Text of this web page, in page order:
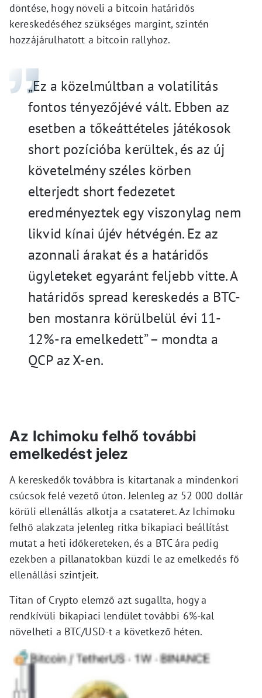
döntése, hogy növeli a bitcoin határidős
kereskedéséhez szükséges margint, szintén
hozzájárulhatott a bitcoin rallyhoz.
„Ez a közelmúltban a volatilitás
fontos tényezőjévé vált. Ebben az
esetben a tőkeáttételes játékosok
short pozícióba kerültek, és az új
követelmény széles körben
elterjedt short fedezetet
eredményeztek egy viszonylag nem
likvid kínai újév hétvégén. Ez az
azonnali árakat és a határidős
ügyleteket egyaránt feljebb vitte. A
határidős spread kereskedés a BTC-
ben mostanra körülbelül évi 11-
12%-ra emelkedett” – mondta a
QCP az X-en.
Az Ichimoku felhő további
emelkedést jelez
A kereskedők továbbra is kitartanak a mindenkori
csúcsok felé vezető úton. Jelenleg az 52 000 dollár
körüli ellenállás alkotja a csatateret. Az Ichimoku
felhő alakzata jelenleg ritka bikapiaci beállítást
mutat a heti időkereteken, és a BTC ára pedig
ezekben a pillanatokban küzdi le az emelkedés fő
ellenállási szintjeit.
Titan of Crypto elemző azt sugallta, hogy a
rendkívüli bikapiaci lendület további 6%-kal
növelheti a BTC/USD-t a következő héten.